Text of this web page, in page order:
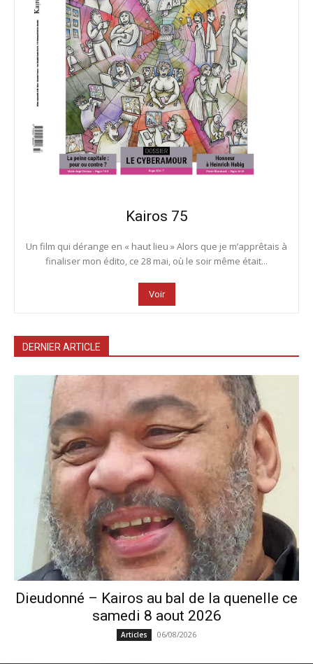
Kairos 75
Un film qui dérange en « haut lieu » Alors que je m’apprêtais à
finaliser mon édito, ce 28 mai, où le soir même était...
Voir
DERNIER ARTICLE
Dieudonné – Kairos au bal de la quenelle ce
samedi 8 aout 2026
Articles 06/08/2026